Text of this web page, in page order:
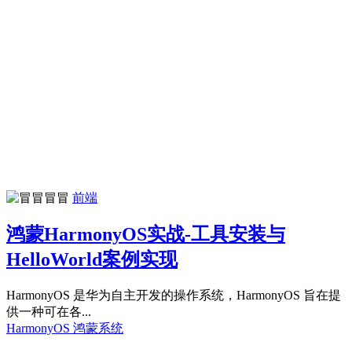
冒冒 前端
鸿蒙HarmonyOS实战-工具安装与
HelloWorld案例实现
HarmonyOS 是华为自主开发的操作系统，HarmonyOS 旨在提
供一种可在各...
HarmonyOS 鸿蒙系统